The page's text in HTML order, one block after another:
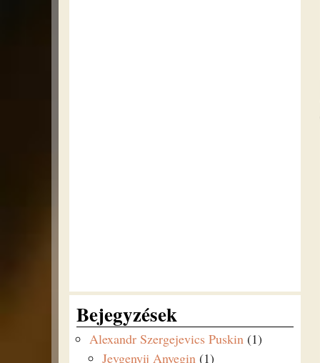
Bejegyzések
Alexandr Szergejevics Puskin (1)
Jevgenyij Anyegin (1)